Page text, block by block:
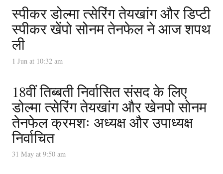
स्पीकर डोल्मा त्सेरिंग तेयखांग और डिप्टी
स्पीकर खेंपो सोनम तेनफेल ने आज शपथ
ली
1 Jun at 10:32 am
18वीं तिब्बती निर्वासित संसद के लिए
डोल्मा त्सेरिंग तेयखांग और खेनपो सोनम
तेनफेल क्रमशः अध्यक्ष और उपाध्यक्ष
निर्वाचित
31 May at 9:50 am